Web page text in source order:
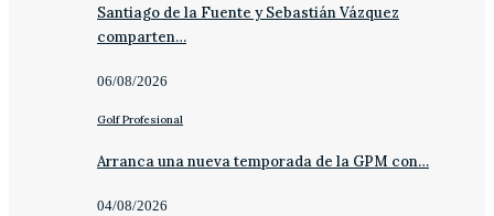
Santiago de la Fuente y Sebastián Vázquez
comparten…
06/08/2026
Golf Profesional
Arranca una nueva temporada de la GPM con…
04/08/2026